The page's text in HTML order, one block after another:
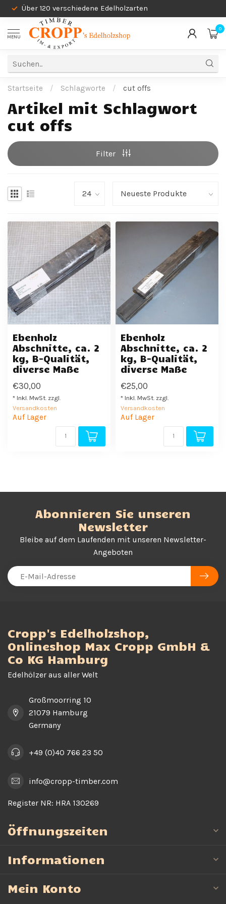
Über 120 verschiedene Edelholzarten
MENU
0
Startseite / Schlagworte / cut offs
Artikel mit Schlagwort
cut offs
Filter
Ebenholz
Abschnitte, ca. 2
kg, B-Qualität,
diverse Maße
€30,00
* Inkl. MwSt. zzgl.
Versandkosten
Auf Lager
Ebenholz
Abschnitte, ca. 2
kg, B-Qualität,
diverse Maße
€25,00
* Inkl. MwSt. zzgl.
Versandkosten
Auf Lager
Abonnieren Sie unseren
Newsletter
Bleibe auf dem Laufenden mit unseren Newsletter-
Angeboten
Cropp's Edelholzshop,
Onlineshop Max Cropp GmbH &
Co KG Hamburg
Edelhölzer aus aller Welt
Großmoorring 10
21079 Hamburg
Germany
+49 (0)40 766 23 50
info@cropp-timber.com
Register NR: HRA 130269
Öffnungszeiten
Informationen
Mein Konto